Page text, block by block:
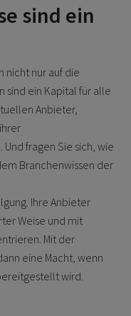
sind ein
nicht nur auf die
sind ein Kapital für alle
Anbieter,
fragen Sie sich, wie
Branchenwissen der
Ihre Anbieter
Weise und mit
Mit der
eine Macht, wenn
wird.